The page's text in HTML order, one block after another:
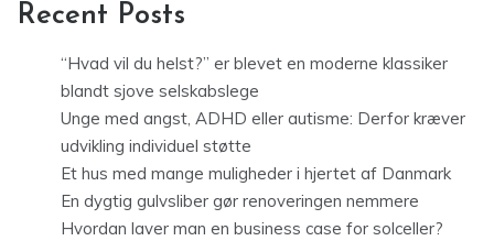
Recent Posts
“Hvad vil du helst?” er blevet en moderne klassiker
blandt sjove selskabslege
Unge med angst, ADHD eller autisme: Derfor kræver
udvikling individuel støtte
Et hus med mange muligheder i hjertet af Danmark
En dygtig gulvsliber gør renoveringen nemmere
Hvordan laver man en business case for solceller?